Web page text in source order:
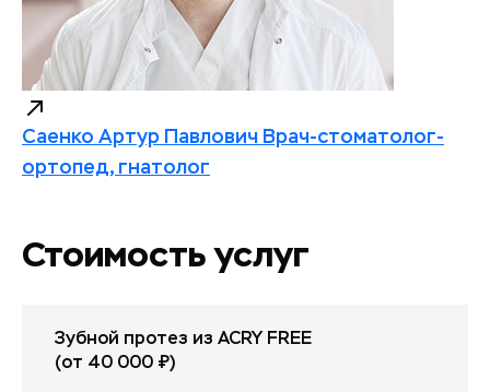
Саенко Артур Павлович Врач-стоматолог-
ортопед, гнатолог
Стоимость услуг
Зубной протез из ACRY FREE
(от 40 000 ₽)